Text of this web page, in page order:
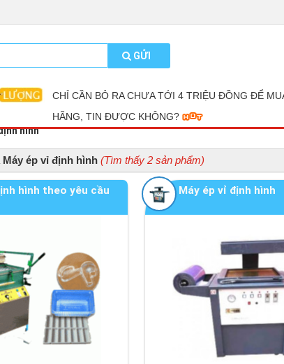
GỬI
CHỈ CẦN BỎ RA CHƯA TỚI 4 TRIỆU ĐỒNG ĐỂ
HÃNG, TIN ĐƯỢC KHÔNG?
hình
Máy ép vỉ định hình (Tìm thấy 2 sản phẩm)
hình theo yêu cầu
Máy ép vỉ định hình